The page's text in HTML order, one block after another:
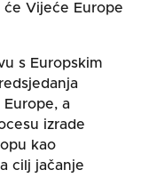
Vijeće Europe
s Europskim
a
izrade
kao
cilj jačanje